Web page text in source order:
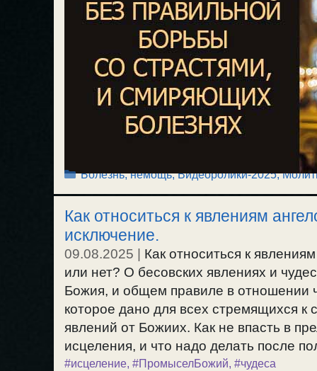
Рубрики
Болезнь, немощь,Видеоролики-2025,
Как относиться к явлениям
исключение.
09.08.2025
Как относиться к
или нет? О бесовских явлениях и
Божия, и общем правиле в отношении
которое дано для всех стремящихся к
явлений от Божиих. Как не впасть в
исцеления, и что надо делать после
#исцеление, #ПромыселБожий, #чудеса